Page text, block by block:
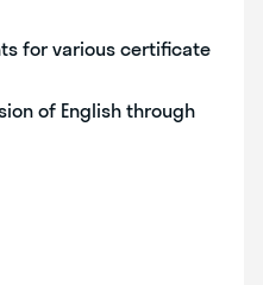
for various certificate
of English through